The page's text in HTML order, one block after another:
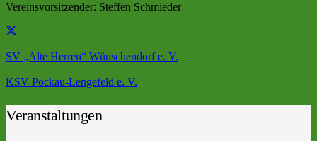
Vereinsvorsitzender: Steffen Schmieder
SV „Alte Herren“ Wünschendorf e. V.
KSV Pockau-Lengefeld e. V.
Veranstaltungen